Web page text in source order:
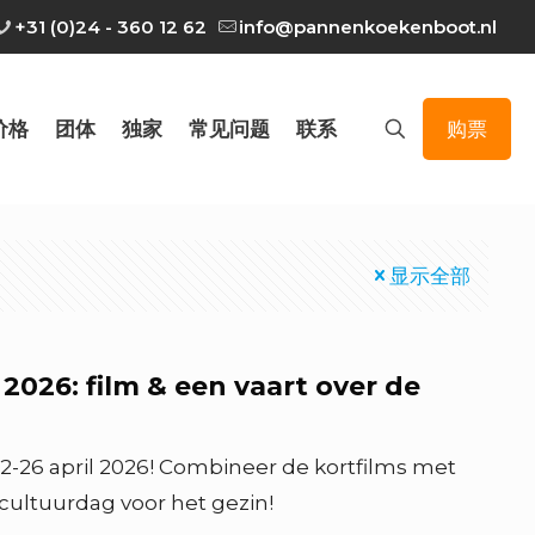
+31 (0)24 - 360 12 62 info@pannenkoekenboot.nl
格 团体 独家 常见问题 联系 购票
显示全部
film & een vaart over de
26 april 2026! Combineer de kortfilms met
voor het gezin!